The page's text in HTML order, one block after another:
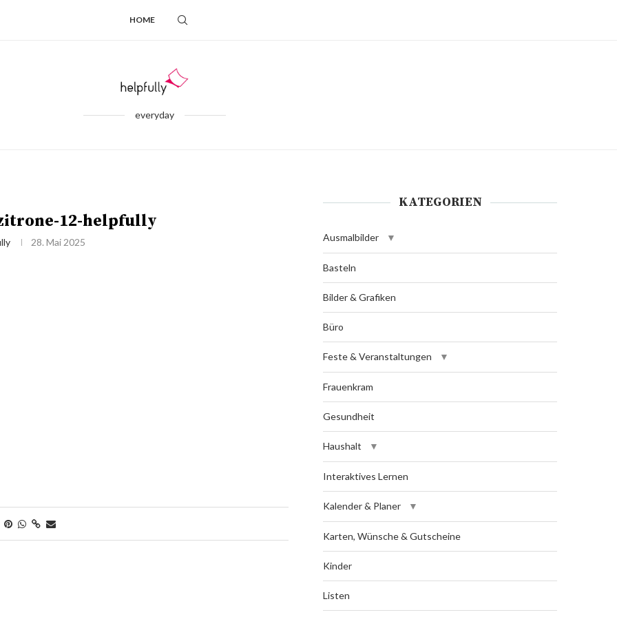
HOME
everyday
12-helpfully
28. Mai 2025
KATEGORIEN
Ausmalbilder
Basteln
Bilder & Grafiken
Büro
Feste & Veranstaltungen
Frauenkram
Gesundheit
Haushalt
Interaktives Lernen
Kalender & Planer
Karten, Wünsche & Gutscheine
Kinder
Listen